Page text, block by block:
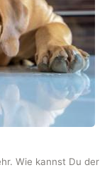
Wie kannst Du der